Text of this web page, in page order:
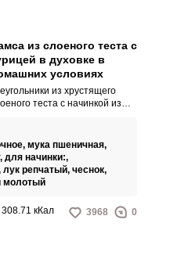
из слоеного теста с
в духовке в
условиях
из хрустящего
теста с начинкой из
ларьках или
в домашних
Тесто здесь
раскатать как
лучше смешать с
количеством лука.
мука пшеничная,
для начинки:,
лук репчатый, чеснок,
молотый
308.71 кКал 3968 0